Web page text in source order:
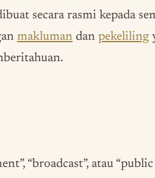
secara rasmi kepada
makluman dan pekeliling
“broadcast”, atau “public